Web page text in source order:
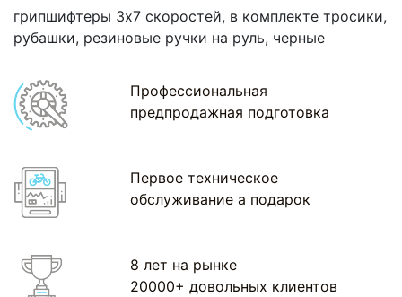
грипшифтеры 3х7 скоростей, в комплекте тросики,
рубашки, резиновые ручки на руль, черные
Профессиональная
предпродажная подготовка
Первое техническое
обслуживание а подарок
8 лет на рынке
20000+ довольных клиентов